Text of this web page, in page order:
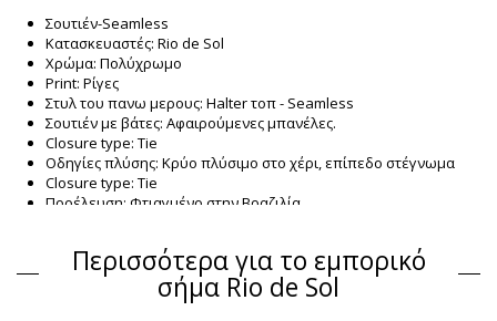
Σουτιέν-Seamless
Κατασκευαστές: Rio de Sol
Χρώμα: Πολύχρωμο
Print: Ρίγες
Στυλ του πανω μερους: Halter τοπ - Seamless
Σουτιέν με βάτες: Αφαιρούμενες μπανέλες.
Closure type: Tie
Οδηγίες πλύσης: Κρύο πλύσιμο στο χέρι, επίπεδο στέγνωμα
Closure type: Tie
Προέλευση: Φτιαγμένο στην Βραζιλία.
Σύνθεση
Σύνθεση: 84% Biodegradable Nylon (AMNI SOUL ECO), 16%
Περισσότερα για το εμπορικό
σήμα Rio de Sol